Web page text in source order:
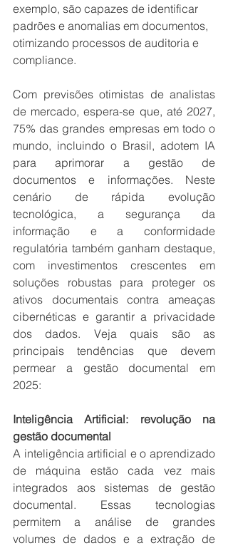
exemplo, são capazes de identificar
padrões e anomalias em documentos,
otimizando processos de auditoria e
compliance.
Com previsões otimistas de analistas
de mercado, espera-se que, até 2027,
75% das grandes empresas em todo o
mundo, incluindo o Brasil, adotem IA
para aprimorar a gestão de
documentos e informações. Neste
cenário de rápida evolução
tecnológica, a segurança da
informação e a conformidade
regulatória também ganham destaque,
com investimentos crescentes em
soluções robustas para proteger os
ativos documentais contra ameaças
cibernéticas e garantir a privacidade
dos dados. Veja quais são as
principais tendências que devem
permear a gestão documental em
2025:
Inteligência Artificial: revolução na
gestão documental
A inteligência artificial e o aprendizado
de máquina estão cada vez mais
integrados aos sistemas de gestão
documental. Essas tecnologias
permitem a análise de grandes
volumes de dados e a extração de